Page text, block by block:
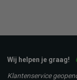
Wij helpen je graag!
Klantenservice